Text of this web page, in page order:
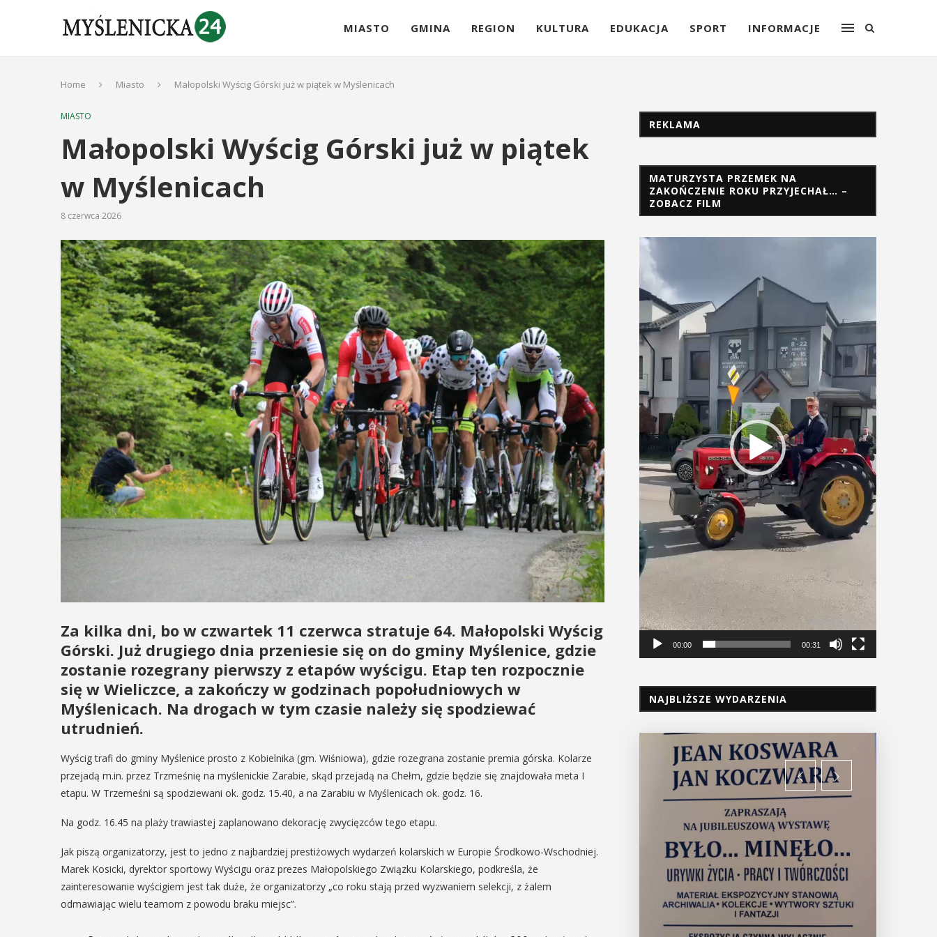
MIASTO GMINA REGION KULTURA EDUKACJA SPORT INFORMACJE
Home Miasto Małopolski Wyścig Górski już w piątek w Myślenicach
MIASTO
Małopolski Wyścig Górski już w piątek
w Myślenicach
8 czerwca 2026
Za kilka dni, bo w czwartek 11 czerwca stratuje 64. Małopolski Wyścig
Górski. Już drugiego dnia przeniesie się on do gminy Myślenice, gdzie
zostanie rozegrany pierwszy z etapów wyścigu. Etap ten rozpocznie
się w Wieliczce, a zakończy w godzinach popołudniowych w
Myślenicach. Na drogach w tym czasie należy się spodziewać
utrudnień.
Wyścig trafi do gminy Myślenice prosto z Kobielnika (gm. Wiśniowa), gdzie rozegrana zostanie premia górska. Kolarze
przejadą m.in. przez Trzmeśnię na myślenickie Zarabie, skąd przejadą na Chełm, gdzie będzie się znajdowała meta I
etapu. W Trzemeśni są spodziewani ok. godz. 15.40, a na Zarabiu w Myślenicach ok. godz. 16.
Na godz. 16.45 na plaży trawiastej zaplanowano dekorację zwycięzców tego etapu.
Jak piszą organizatorzy, jest to jedno z najbardziej prestiżowych wydarzeń kolarskich w Europie Środkowo-Wschodniej.
Marek Kosicki, dyrektor sportowy Wyścigu oraz prezes Małopolskiego Związku Kolarskiego, podkreśla, że
zainteresowanie wyścigiem jest tak duże, że organizatorzy „co roku stają przed wyzwaniem selekcji, z żalem
odmawiając wielu teamom z powodu braku miejsc”.
REKLAMA
MATURZYSTA PRZEMEK NA
ZAKOŃCZENIE ROKU PRZYJECHAŁ… –
ZOBACZ FILM
Odtwarzacz
video
00:00 00:31
NAJBLIŻSZE WYDARZENIA